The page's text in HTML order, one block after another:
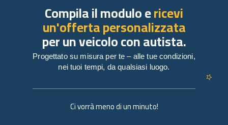
Ci vorrà meno di un minuto!
Compila il modulo ericevi
un'offerta personalizzata
per un veicolo con autista.
Progettato su misura per te – alle tue condizioni,
nei tuoi tempi, da qualsiasi luogo.